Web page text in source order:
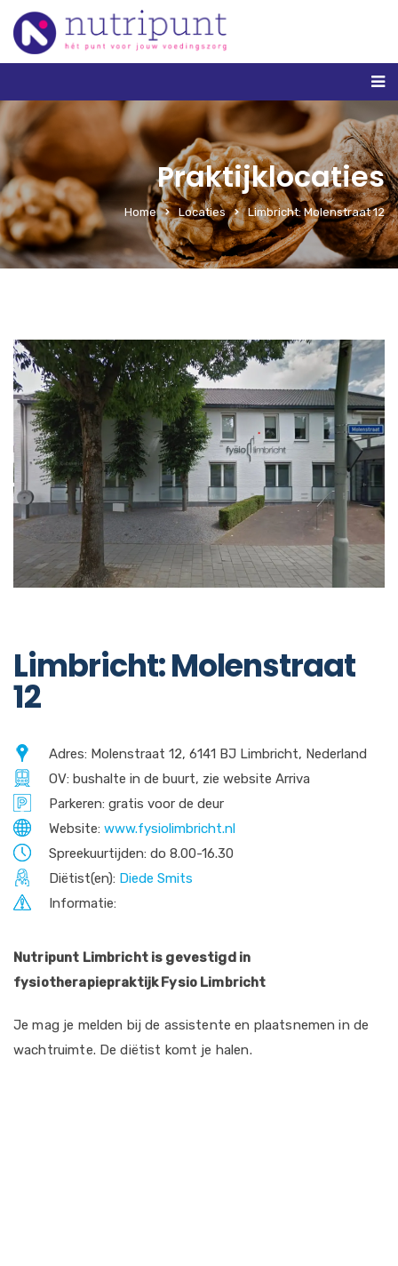
Praktijklocaties
Home Locaties Limbricht: Molenstraat 12
Limbricht: Molenstraat
12
Adres: Molenstraat 12, 6141 BJ Limbricht, Nederland
OV: bushalte in de buurt, zie website Arriva
Parkeren: gratis voor de deur
Website: www.fysiolimbricht.nl
Spreekuurtijden: do 8.00-16.30
Diëtist(en): Diede Smits
Informatie:
Nutripunt Limbricht is gevestigd in
fysiotherapiepraktijk Fysio Limbricht
Je mag je melden bij de assistente en plaatsnemen in de
wachtruimte. De diëtist komt je halen.